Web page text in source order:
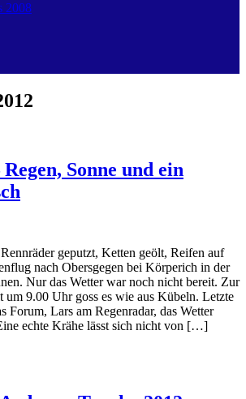
2008
Sonne und ein
geputzt, Ketten geölt, Reifen auf
nach Obersgegen bei Körperich in der
Nur das Wetter war noch nicht bereit. Zur
um 9.00 Uhr goss es wie aus Kübeln. Letzte
Forum, Lars am Regenradar, das Wetter
echte Krähe lässt sich nicht von […]